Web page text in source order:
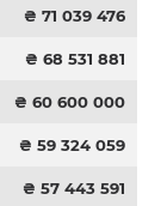
₴ 71 039 476
₴ 68 531 881
₴ 60 600 000
₴ 59 324 059
₴ 57 443 591